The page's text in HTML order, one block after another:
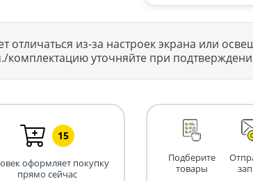
отличаться из-за настроек экрана или
уточняйте при
15
оформляет покупку
прямо сейчас
Подберите
товары